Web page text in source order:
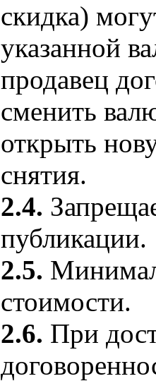
скидка)
указанной
продавец
сменить
открыть
снятия.
2.4.
публикации.
2.5.
стоимости.
2.6. При